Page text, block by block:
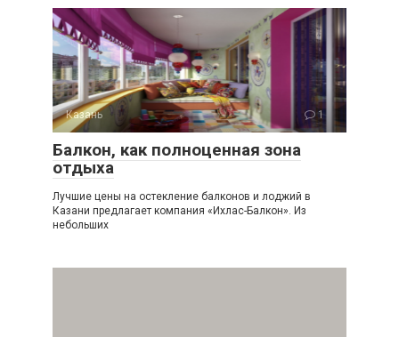
Казань 1
Балкон, как полноценная зона
отдыха
Лучшие цены на остекление балконов и лоджий в
Казани предлагает компания «Ихлас-Балкон». Из
небольших